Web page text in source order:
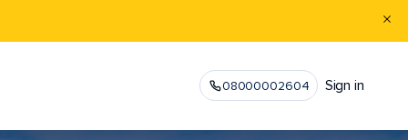
08000002604 Sign in